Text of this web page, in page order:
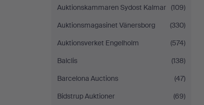
Auktionskammaren Sydost Kalmar (109)
Auktionsmagasinet Vänersborg
(330)
Auktionsverket Engelholm
(574)
Balclis
(138)
Barcelona Auctions
(47)
Bidstrup Auktioner
(69)